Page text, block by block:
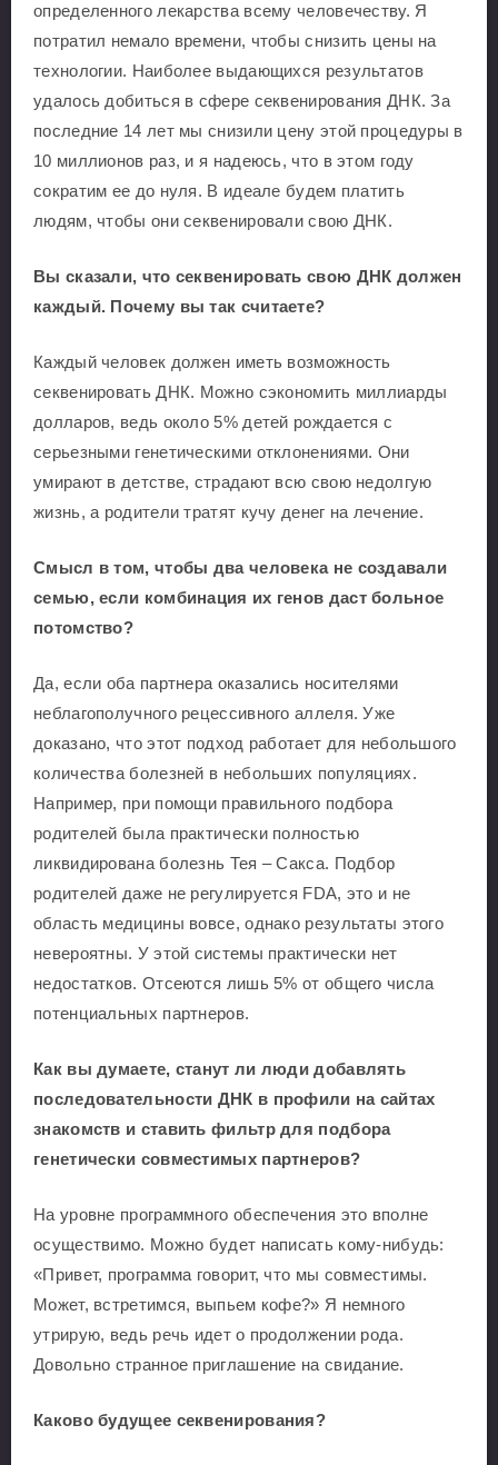
определенного лекарства всему человечеству. Я
потратил немало времени, чтобы снизить цены на
технологии. Наиболее выдающихся результатов
удалось добиться в сфере секвенирования ДНК. За
последние 14 лет мы снизили цену этой процедуры в
10 миллионов раз, и я надеюсь, что в этом году
сократим ее до нуля. В идеале будем платить
людям, чтобы они секвенировали свою ДНК.
Вы сказали, что секвенировать свою ДНК должен
каждый. Почему вы так считаете?
Каждый человек должен иметь возможность
секвенировать ДНК. Можно сэкономить миллиарды
долларов, ведь около 5% детей рождается с
серьезными генетическими отклонениями. Они
умирают в детстве, страдают всю свою недолгую
жизнь, а родители тратят кучу денег на лечение.
Смысл в том, чтобы два человека не создавали
семью, если комбинация их генов даст больное
потомство?
Да, если оба партнера оказались носителями
неблагополучного рецессивного аллеля. Уже
доказано, что этот подход работает для небольшого
количества болезней в небольших популяциях.
Например, при помощи правильного подбора
родителей была практически полностью
ликвидирована болезнь Тея ‒ Сакса. Подбор
родителей даже не регулируется FDA, это и не
область медицины вовсе, однако результаты этого
невероятны. У этой системы практически нет
недостатков. Отсеются лишь 5% от общего числа
потенциальных партнеров.
Как вы думаете, станут ли люди добавлять
последовательности ДНК в профили на сайтах
знакомств и ставить фильтр для подбора
генетически совместимых партнеров?
На уровне программного обеспечения это вполне
осуществимо. Можно будет написать кому-нибудь:
«Привет, программа говорит, что мы совместимы.
Может, встретимся, выпьем кофе?» Я немного
утрирую, ведь речь идет о продолжении рода.
Довольно странное приглашение на свидание.
Каково будущее секвенирования?